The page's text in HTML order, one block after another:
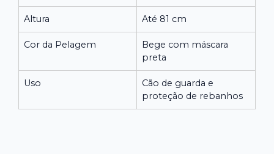
Altura Até 81 cm
Cor da Pelagem
Bege com máscara
preta
Uso
Cão de guarda e
proteção de rebanhos